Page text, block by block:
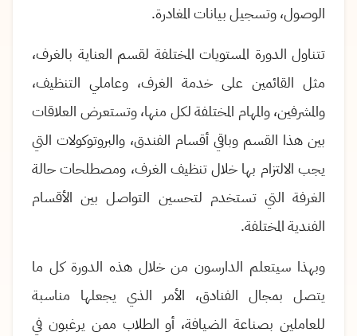
الوصول، وتسجيل بيانات المغادرة.
تتناول الدورة المستويات المختلفة لقسم العناية بالغرف،
مثل القائمين على خدمة الغرف، وعاملي التنظيف،
والمشرفين، والمهام المختلفة لكل منها، وتستعرض العلاقات
بين هذا القسم وباقي أقسام الفندق، والبروتوكولات التي
يجب الالتزام بها خلال تنظيف الغرف، ومصطلحات حالة
الغرفة التي تستخدم لتحسين التواصل بين الأقسام
الفندية المختلفة.
وبهذا سيتعلم الدارسون من خلال هذه الدورة كل ما
يتصل بمجال الفنادق، الأمر الذي يجعلها مناسبة
للعاملين بصناعة الضيافة، أو الطلاب ممن يرغبون في